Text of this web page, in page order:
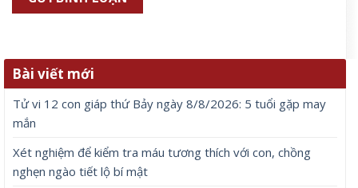
Bài viết mới
Tử vi 12 con giáp thứ Bảy ngày 8/8/2026: 5 tuổi gặp may
mắn
Xét nghiệm để kiểm tra máu tương thích với con, chồng
nghẹn ngào tiết lộ bí mật